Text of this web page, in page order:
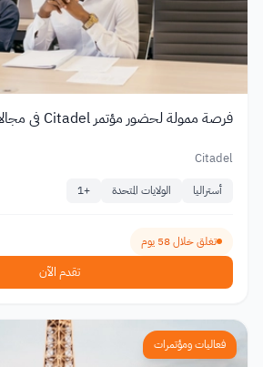
فرصة ممولة لحضور مؤتمر Citadel في مجالات STEM
Citadel
أستراليا الولايات المتحدة +
1
تغلق خلال 58 يوم
تقدم الآن
فعاليات ومؤتمرات